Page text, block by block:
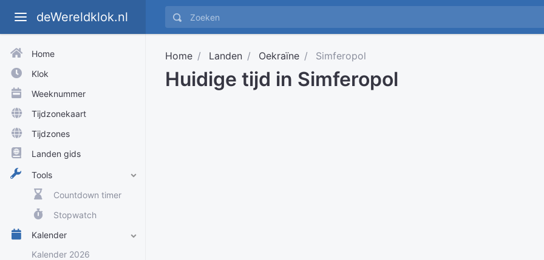
deWereldklok.nl
Home
Klok
Weeknummer
Tijdzonekaart
Tijdzones
Landen gids
Tools
Countdown timer
Stopwatch
Kalender
Kalender 2026
Home Landen Oekraïne Simferopol
Huidige tijd in Simferopol